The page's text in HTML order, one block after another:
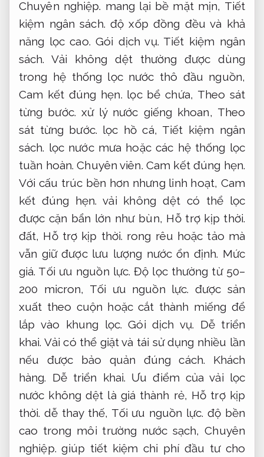
Chuyên nghiệp. mang lại bề mặt mịn, Tiết
kiệm ngân sách. độ xốp đồng đều và khả
năng lọc cao.Gói dịch vụ. Tiết kiệm ngân
sách. Vải không dệt thường được dùng
trong hệ thống lọc nước thô đầu nguồn,
Cam kết đúng hẹn. lọc bể chứa, Theo sát
từng bước. xử lý nước giếng khoan, Theo
sát từng bước. lọc hồ cá, Tiết kiệm ngân
sách. lọc nước mưa hoặc các hệ thống lọc
tuần hoàn.Chuyên viên. Cam kết đúng hẹn.
Với cấu trúc bền hơn nhưng linh hoạt, Cam
kết đúng hẹn. vải không dệt có thể lọc
được cặn bẩn lớn như bùn, Hỗ trợ kịp thời.
đất, Hỗ trợ kịp thời. rong rêu hoặc tảo mà
vẫn giữ được lưu lượng nước ổn định. Mức
giá. Tối ưu nguồn lực. Độ lọc thường từ 50–
200 micron, Tối ưu nguồn lực. được sản
xuất theo cuộn hoặc cắt thành miếng để
lắp vào khung lọc.Gói dịch vụ. Dễ triển
khai. Vải có thể giặt và tái sử dụng nhiều lần
nếu được bảo quản đúng cách. Khách
hàng. Dễ triển khai. Ưu điểm của vải lọc
nước không dệt là giá thành rẻ, Hỗ trợ kịp
thời. dễ thay thế, Tối ưu nguồn lực. độ bền
cao trong môi trường nước sạch,Chuyên
nghiệp. giúp tiết kiệm chi phí đầu tư cho